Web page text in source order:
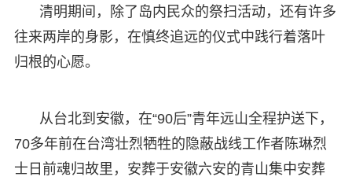
清明期间，除了岛内民众的祭扫活动，还有许多
往来两岸的身影，在慎终追远的仪式中践行着落叶
归根的心愿。
从台北到安徽，在“90后”青年远山全程护送下，
70多年前在台湾壮烈牺牲的隐蔽战线工作者陈琳烈
士日前魂归故里，安葬于安徽六安的青山集中安葬